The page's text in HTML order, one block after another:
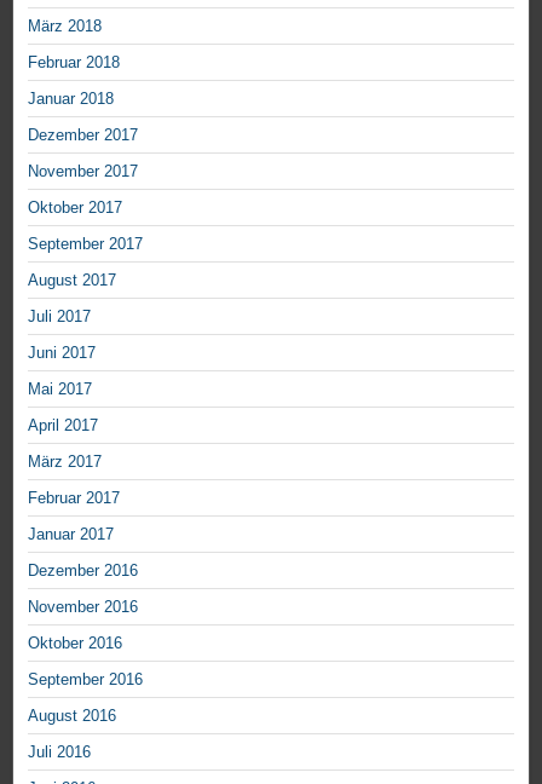
März 2018
Februar 2018
Januar 2018
Dezember 2017
November 2017
Oktober 2017
September 2017
August 2017
Juli 2017
Juni 2017
Mai 2017
April 2017
März 2017
Februar 2017
Januar 2017
Dezember 2016
November 2016
Oktober 2016
September 2016
August 2016
Juli 2016